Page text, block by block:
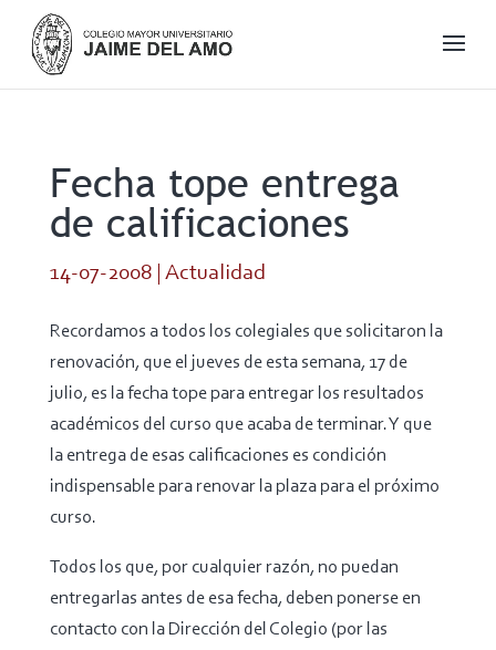
Fecha tope entrega
de calificaciones
14-07-2008| Actualidad
Recordamos a todos los colegiales que solicitaron la
renovación, que el jueves de esta semana, 17 de
julio, es la fecha tope para entregar los resultados
académicos del curso que acaba de terminar. Y que
la entrega de esas calificaciones es condición
indispensable para renovar la plaza para el próximo
curso.
Todos los que, por cualquier razón, no puedan
entregarlas antes de esa fecha, deben ponerse en
contacto con la Dirección del Colegio (por las